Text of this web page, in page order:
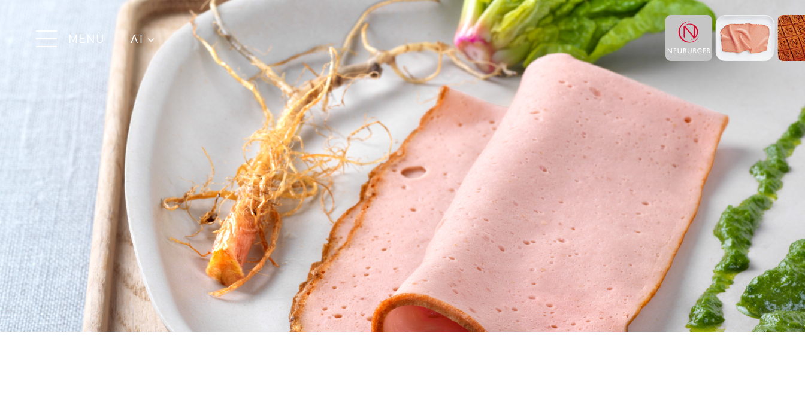
MENÜ AT